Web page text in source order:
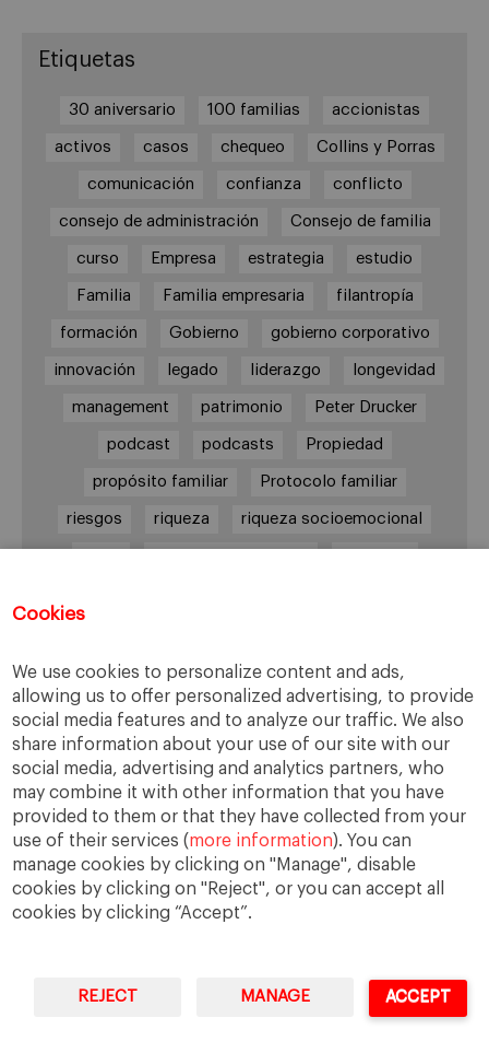
Cookies
We use cookies to personalize content and ads,
allowing us to offer personalized advertising, to provide
social media features and to analyze our traffic. We also
share information about your use of our site with our
social media, advertising and analytics partners, who
may combine it with other information that you have
provided to them or that they have collected from your
use of their services (more information). You can
manage cookies by clicking on "Manage", disable
cookies by clicking on "Reject", or you can accept all
cookies by clicking “Accept”.
REJECT MANAGE ACCEPT
Etiquetas
30 aniversario 100 familias accionistas
activos casos chequeo Collins y Porras
comunicación confianza conflicto
consejo de administración Consejo de familia
curso Empresa estrategia estudio
Familia Familia empresaria filantropía
formación Gobierno gobierno corporativo
innovación legado liderazgo longevidad
management patrimonio Peter Drucker
podcast podcasts Propiedad
propósito familiar Protocolo familiar
riesgos riqueza riqueza socioemocional
Enlaces
Cátedra de Empresa Familiar
University of Navarra